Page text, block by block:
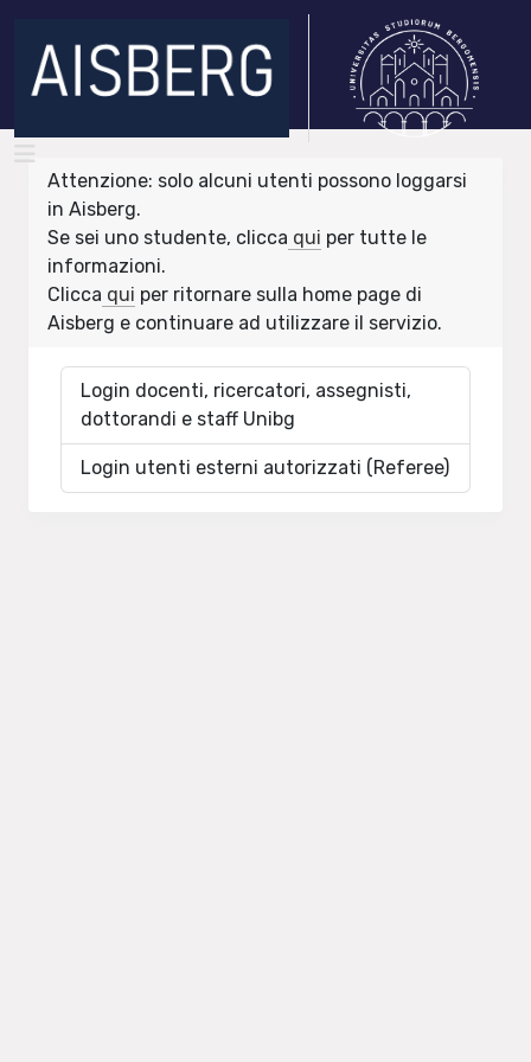
Attenzione: solo alcuni utenti possono loggarsi
in Aisberg.
Se sei uno studente, clicca qui per tutte le
informazioni.
Clicca qui per ritornare sulla home page di
Aisberg e continuare ad utilizzare il servizio.
Login docenti, ricercatori, assegnisti,
dottorandi e staff Unibg
Login utenti esterni autorizzati (Referee)